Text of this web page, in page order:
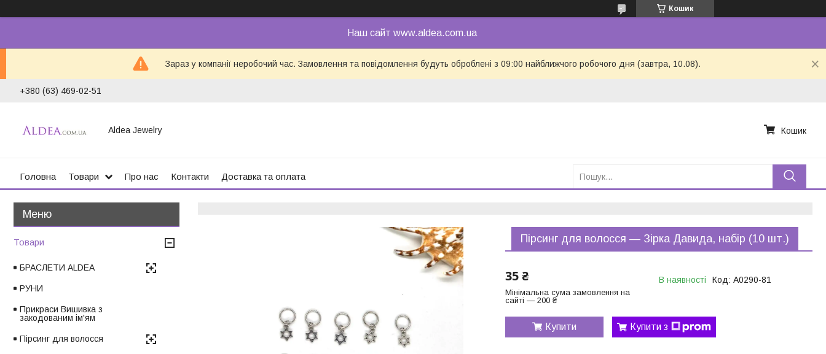
Кошик
Наш сайт www.aldea.com.ua
Зараз у компанії неробочий час. Замовлення та повідомлення будуть оброблені з 09:00 найближчого робочого дня (завтра, 10.08).
+380 (63) 469-02-51
Aldea Jewelry Кошик
Головна Товари Про нас Контакти Доставка та оплата
Пірсинг для волосся — Зірка Давида, набір (10 шт.)
35 ₴
Мінімальна сума замовлення на
сайті — 200 ₴
В наявності Код: A0290-81
Купити Купити з
Товари
БРАСЛЕТИ ALDEA
РУНИ
Прикраси Вишивка з
закодованим ім'ям
Пірсинг для волосся